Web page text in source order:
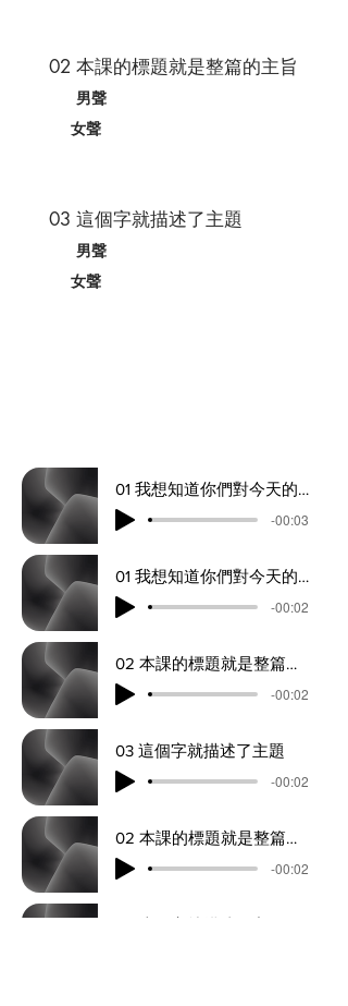
02 本課的標題就是整篇的主旨
男聲
女聲
03 這個字就描述了主題
男聲
女聲
01 我想知道你們對今天的主題已經了解多少了
-00:03
01 我想知道你們對今天的主題已經了解多少了
-00:02
02 本課的標題就是整篇的主旨
-00:02
03 這個字就描述了主題
-00:02
02 本課的標題就是整篇的主旨
-00:02